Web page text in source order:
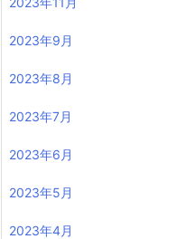
2023年9月
2023年8月
2023年7月
2023年6月
2023年5月
2023年4月